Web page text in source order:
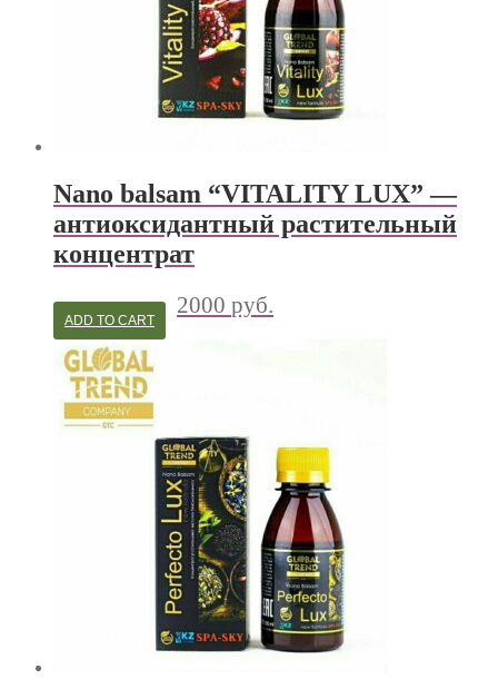
Nano balsam “VITALITY LUX” —
антиоксидантный растительный
концентрат
2000 руб.
ADD TO CART